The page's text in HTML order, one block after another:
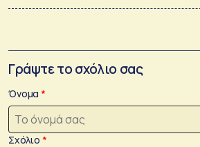
Γράψτε το σχόλιο σας
Όνομα
Σχόλιο